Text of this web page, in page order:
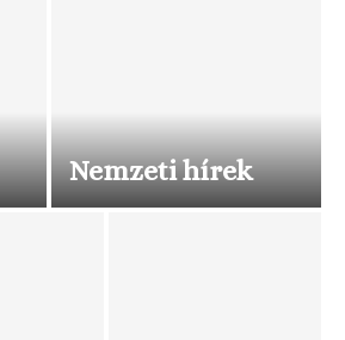
Nemzeti hírek